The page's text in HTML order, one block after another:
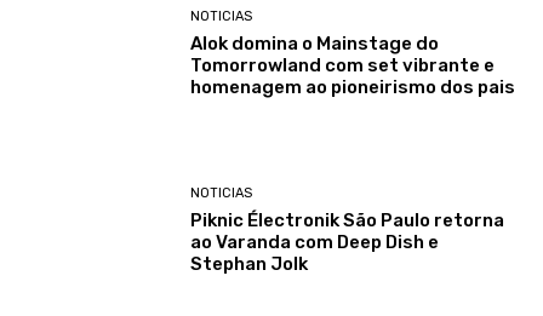
NOTICIAS
Alok domina o Mainstage do
Tomorrowland com set vibrante e
homenagem ao pioneirismo dos pais
NOTICIAS
Piknic Électronik São Paulo retorna
ao Varanda com Deep Dish e
Stephan Jolk